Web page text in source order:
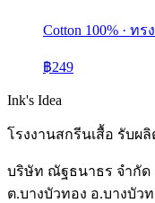
Cotton 100% · ท
฿249
Ink's Idea
โรงงานสกรีนเสื้อ รับผลิ
บริษัท ณัฐธนาธร จำกัด
ต.บางบัวทอง อ.บางบัว